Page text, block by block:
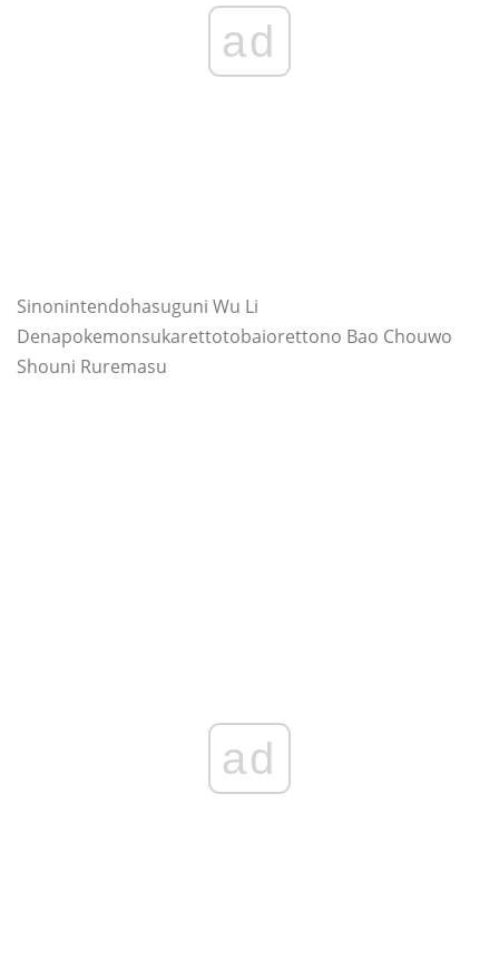
ad
Sinonintendohasuguni Wu Li
Denapokemonsukarettotobaiorettono Bao Chouwo
Shouni Ruremasu
ad